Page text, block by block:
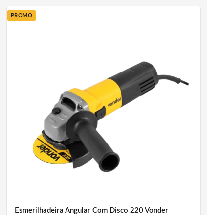
PROMO
Esmerilhadeira Angular Com Disco 220 Vonder